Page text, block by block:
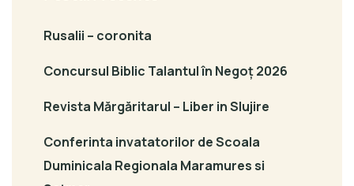
Rusalii – coronita
Concursul Biblic Talantul în Negoț 2026
Revista Mărgăritarul – Liber in Slujire
Conferinta invatatorilor de Scoala
Duminicala Regionala Maramures si